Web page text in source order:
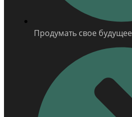
Продумать свое будущее